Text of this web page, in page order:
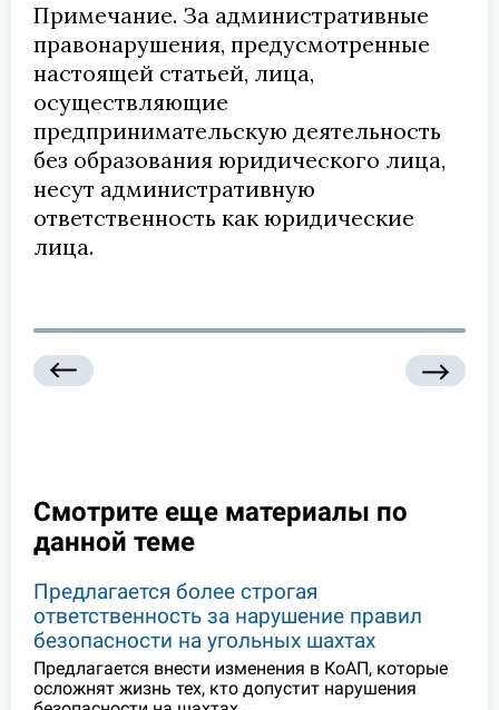
Примечание. За административные
правонарушения, предусмотренные
настоящей статьей, лица,
осуществляющие
предпринимательскую деятельность
без образования юридического лица,
несут административную
ответственность как юридические
лица.
Смотрите еще материалы по
данной теме
Предлагается более строгая
ответственность за нарушение правил
безопасности на угольных шахтах
Предлагается внести изменения в КоАП, которые
осложнят жизнь тех, кто допустит нарушения